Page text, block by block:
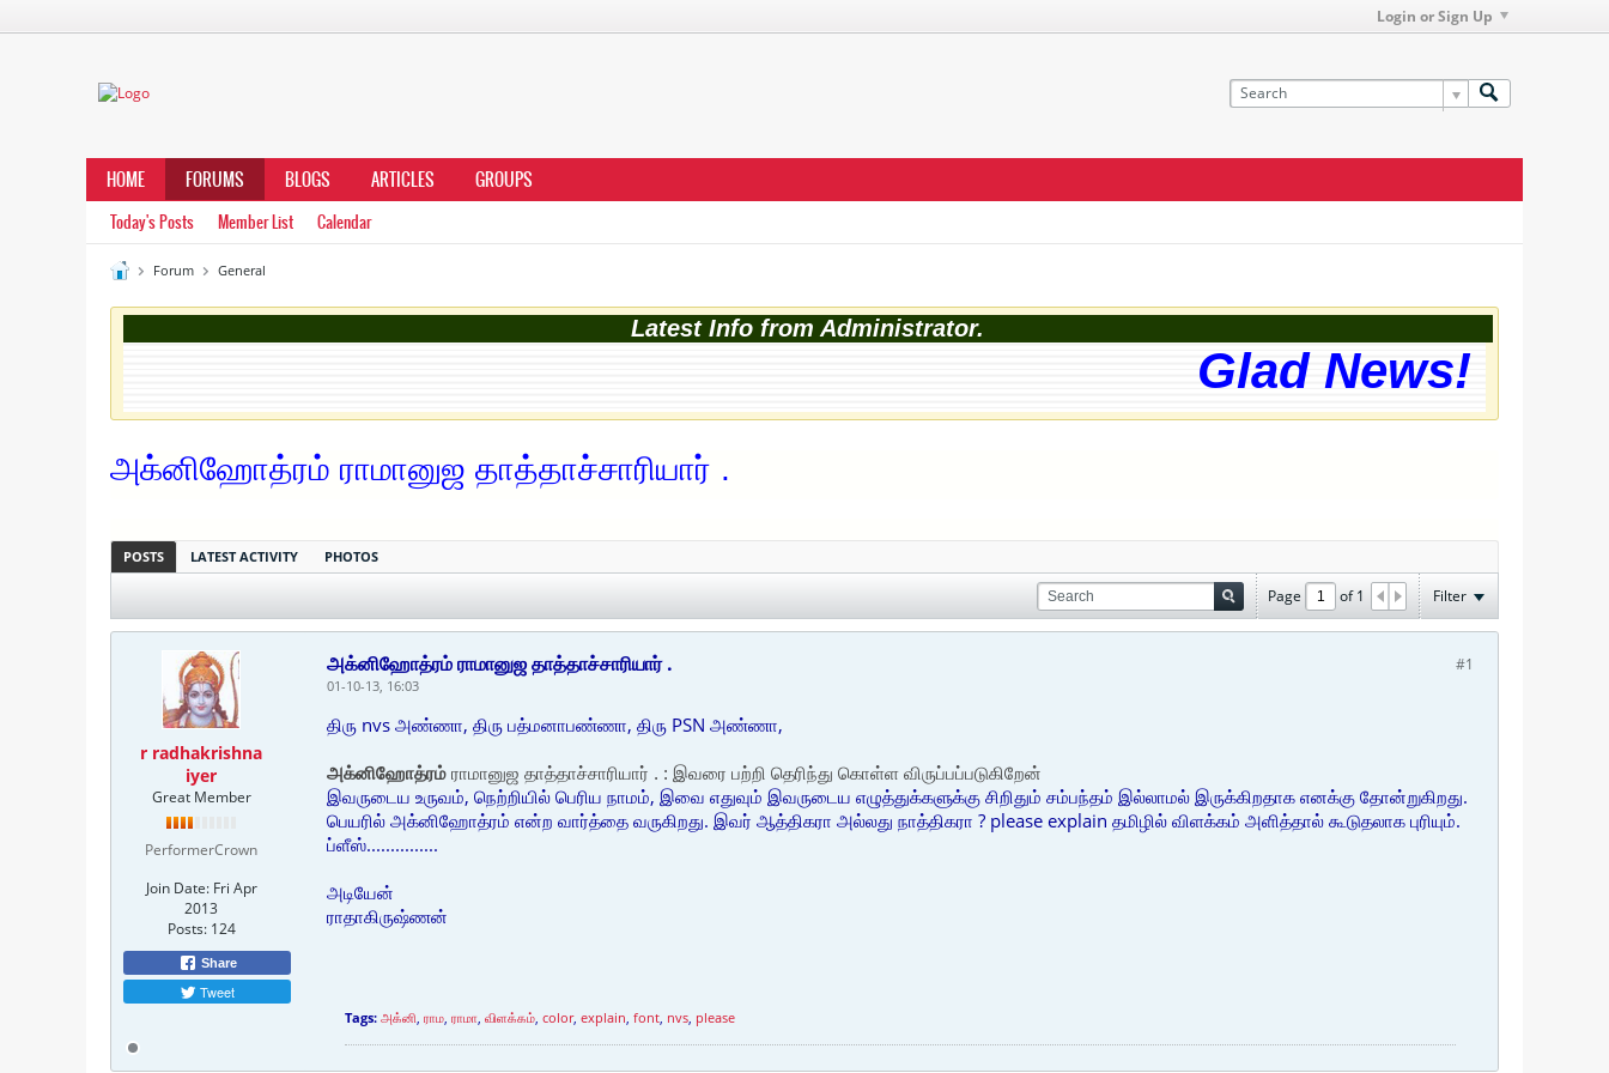
Login or Sign Up
HOME FORUMS BLOGS ARTICLES GROUPS
Today's Posts Member List Calendar
Forum General
Latest Info from Administrator.
Glad News! The
அக்னிஹோத்ரம் ராமானுஜ தாத்தாச்சாரியார் .
POSTS LATEST ACTIVITY PHOTOS
Page of1 Filter
r radhakrishna
iyer
Great Member
PerformerCrown
Join Date: Fri Apr
2013
Posts: 124
Share
Tweet
#1
அக்னிஹோத்ரம் ராமானுஜ தாத்தாச்சாரியார் .
01-10-13, 16:03
திரு nvs அண்ணா, திரு பத்மனாபண்ணா, திரு PSN அண்ணா,
அக்னிஹோத்ரம் ராமானுஜ தாத்தாச்சாரியார் . : இவரை பற்றி தெரிந்து கொள்ள விருப்பப்படுகிறேன்
இவருடைய உருவம், நெற்றியில் பெரிய நாமம், இவை எதுவும் இவருடைய எழுத்துக்களுக்கு சிறிதும் சம்பந்தம் இல்லாமல் இருக்கிறதாக எனக்கு தோன்றுகிறது.
பெயரில் அக்னிஹோத்ரம் என்ற வார்த்தை வருகிறது. இவர் ஆத்திகரா அல்லது நாத்திகரா ? please explain தமிழில் விளக்கம் அளித்தால் கூடுதலாக புரியும்.
ப்ளீஸ்...............
அடியேன்
ராதாகிருஷ்ணன்
Tags: அக்னி, ராம, ராமா, விளக்கம், color, explain, font, nvs, please